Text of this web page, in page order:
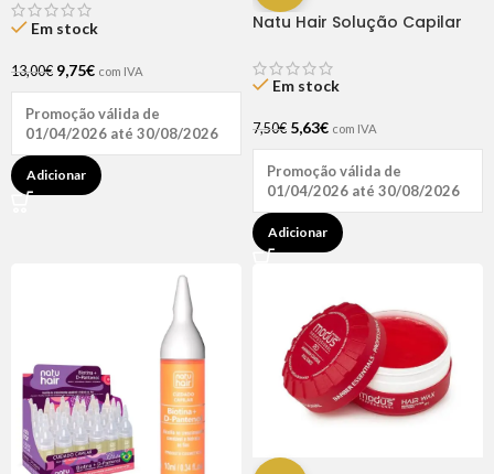
Em stock
13,00€ 9,75€ com IVA
Promoção válida de
01/04/2026 até 30/08/2026
Adicionar
Natu Hair Solução Capilar
Em stock
7,50€ 5,63€ com IVA
Promoção válida de
01/04/2026 até 30/08/2026
Adicionar